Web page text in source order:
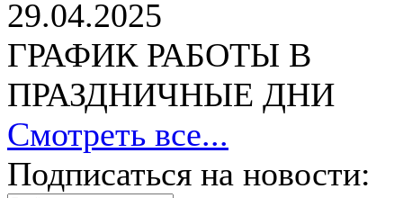
29.04.2025
ГРАФИК РАБОТЫ В
ПРАЗДНИЧНЫЕ ДНИ
Смотреть все...
Подписаться на новости: